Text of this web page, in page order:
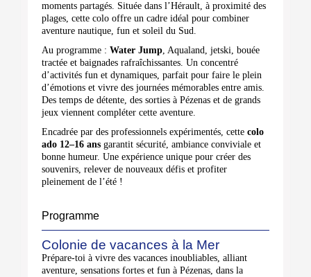
moments partagés. Située dans l’Hérault, à proximité des
plages, cette colo offre un cadre idéal pour combiner
aventure nautique, fun et soleil du Sud.
Au programme : Water Jump, Aqualand, jetski, bouée
tractée et baignades rafraîchissantes. Un concentré
d’activités fun et dynamiques, parfait pour faire le plein
d’émotions et vivre des journées mémorables entre amis.
Des temps de détente, des sorties à Pézenas et de grands
jeux viennent compléter cette aventure.
Encadrée par des professionnels expérimentés, cette colo
ado 12–16 ans garantit sécurité, ambiance conviviale et
bonne humeur. Une expérience unique pour créer des
souvenirs, relever de nouveaux défis et profiter
pleinement de l’été !
Programme
Colonie de vacances à la Mer
Prépare-toi à vivre des vacances inoubliables, alliant
aventure, sensations fortes et fun à Pézenas, dans la